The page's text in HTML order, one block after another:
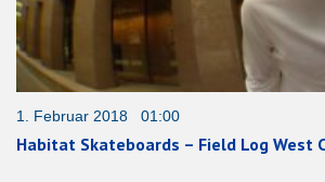
1. Februar 2018 01:00
Habitat Skateboards – Field Log West